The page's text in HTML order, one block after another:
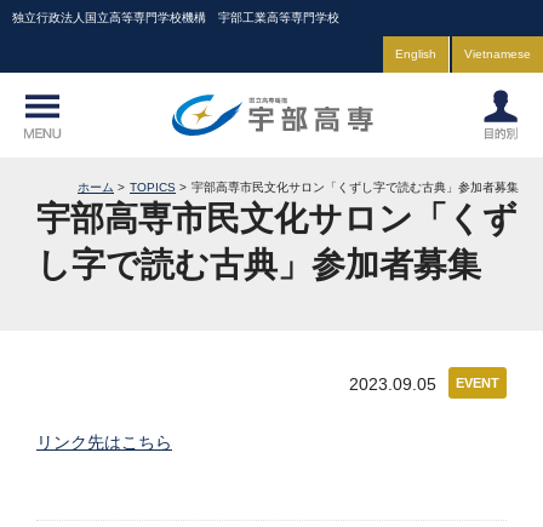
独立行政法人国立高等専門学校機構 宇部工業高等専門学校
English Vietnamese
ホーム TOPICS 宇部高専市民文化サロン「くずし字で読む古典」参加者募集
宇部高専市民文化サロン「くず
し字で読む古典」参加者募集
EVENT
2023.09.05
リンク先はこちら